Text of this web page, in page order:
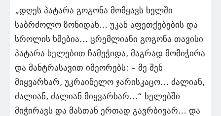
„დღეს პატარა გოგონა მომყავს ხელში
საბრძოლო ზონიდან… უკან აფეთქებების და
სროლის ხმებია… ცრემლიანი გოგონა თავისი
პატარა ხელებით ჩამეჭიდა, მაგრად მომიჭირა
და მანტრასავით იმეორებს: – მე შენ
მიყვარხარ, უკრაინელო ჯარისკაცო… ძალიან,
ძალიან, ძალიან მიყვარხარ…“ ხელებში
მიჭირავს და მასთან ერთად გავრბივარ… და